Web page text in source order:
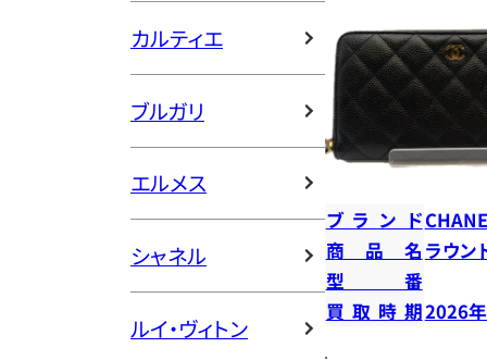
カルティエ
ブルガリ
エルメス
シャネル
ルイ・ヴィトン
ブランド
商品名 ラウン
型番
買取時期2026